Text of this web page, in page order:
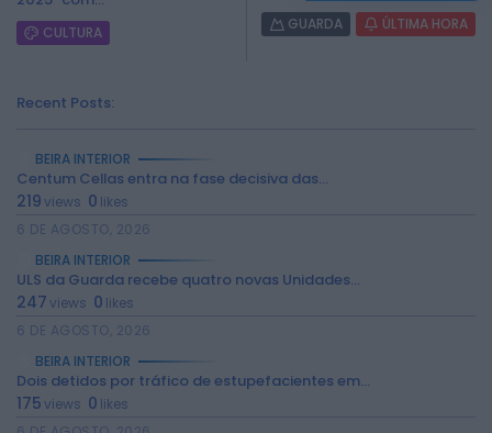
CULTURA GUARDA ÚLTIMA HORA
Recent Posts:
BEIRA INTERIOR
Centum Cellas entra na fase decisiva das...
219views 0 likes
6 DE AGOSTO, 2026
BEIRA INTERIOR
ULS da Guarda recebe quatro novas Unidades...
247views 0 likes
6 DE AGOSTO, 2026
BEIRA INTERIOR
Dois detidos por tráfico de estupefacientes em...
175views 0 likes